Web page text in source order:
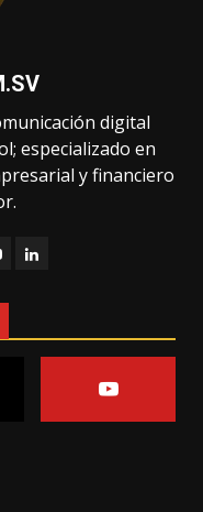
digital
especializado en
y financiero